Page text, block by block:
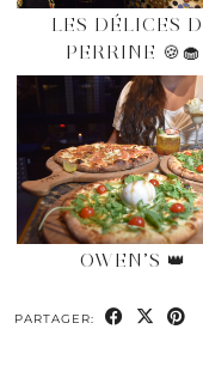
LES DÉLICES
PERRINE 🍪🧁
OWEN’S 👑
PARTAGER: